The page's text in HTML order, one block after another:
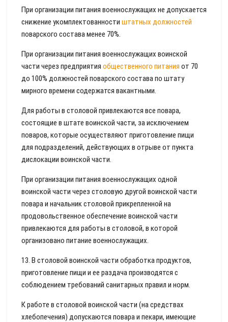
При организации питания военнослужащих не допускается
снижение укомплектованности штатных должностей
поварского состава менее 70%.
При организации питания военнослужащих воинской
части через предприятия общественного питания от 70
до 100% должностей поварского состава по штату
мирного времени содержатся вакантными.
Для работы в столовой привлекаются все повара,
состоящие в штате воинской части, за исключением
поваров, которые осуществляют приготовление пищи
для подразделений, действующих в отрыве от пункта
дислокации воинской части.
При организации питания военнослужащих одной
воинской части через столовую другой воинской части
повара и начальник столовой прикрепленной на
продовольственное обеспечение воинской части
привлекаются для работы в столовой, в которой
организовано питание военнослужащих.
13. В столовой воинской части обработка продуктов,
приготовление пищи и ее раздача производятся с
соблюдением требований санитарных правил и норм.
К работе в столовой воинской части (на средствах
хлебопечения) допускаются повара и пекари, имеющие